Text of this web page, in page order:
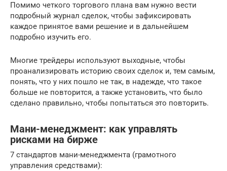
Помимо четкого торгового плана вам нужно вести
подробный журнал сделок, чтобы зафиксировать
каждое принятое вами решение и в дальнейшем
подробно изучить его.
Многие трейдеры используют выходные, чтобы
проанализировать историю своих сделок и, тем самым,
понять, что у них пошло не так, в надежде, что такое
больше не повторится, а также установить, что было
сделано правильно, чтобы попытаться это повторить.
Мани-менеджмент: как управлять
рисками на бирже
7 стандартов мани-менеджмента (грамотного
управления средствами):